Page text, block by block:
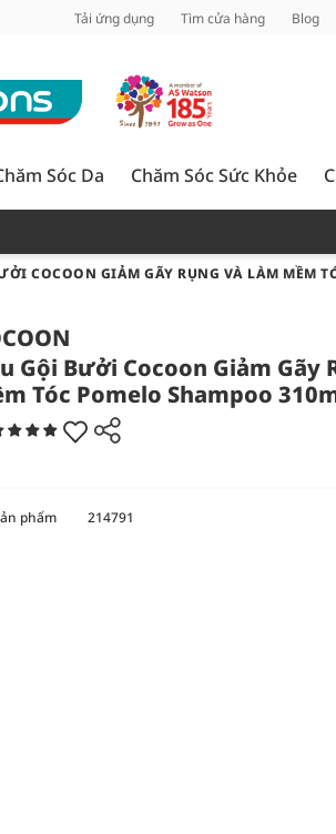
Tải ứng dụng Tìm cửa hàng Blog
Sóc Da Chăm Sóc Sức Khỏe
COCOON GIẢM GÃY RỤNG VÀ LÀM MỀM
Gội Bưởi Cocoon Giảm Gãy
Tóc Pomelo Shampoo
phẩm 214791